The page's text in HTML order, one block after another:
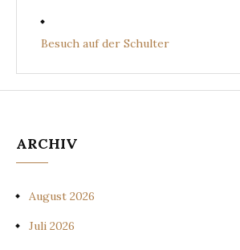
Besuch auf der Schulter
ARCHIV
August 2026
Juli 2026